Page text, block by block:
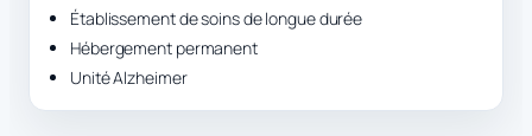
Établissement de soins de longue durée
Hébergement permanent
Unité Alzheimer